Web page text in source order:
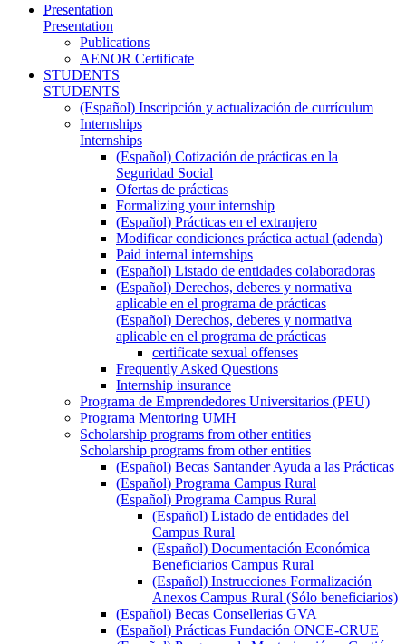
Presentation
Presentation
Publications
AENOR Certificate
STUDENTS
STUDENTS
(Español) Inscripción y actualización de currículum
Internships
Internships
(Español) Cotización de prácticas en la
Seguridad Social
Ofertas de prácticas
Formalizing your internship
(Español) Prácticas en el extranjero
Modificar condiciones práctica actual (adenda)
Paid internal internships
(Español) Listado de entidades colaboradoras
(Español) Derechos, deberes y normativa
aplicable en el programa de prácticas
(Español) Derechos, deberes y normativa
aplicable en el programa de prácticas
certificate sexual offenses
Frequently Asked Questions
Internship insurance
Programa de Emprendedores Universitarios (PEU)
Programa Mentoring UMH
Scholarship programs from other entities
Scholarship programs from other entities
(Español) Becas Santander Ayuda a las Prácticas
(Español) Programa Campus Rural
(Español) Programa Campus Rural
(Español) Listado de entidades del
Campus Rural
(Español) Documentación Económica
Beneficiarios Campus Rural
(Español) Instrucciones Formalización
Anexos Campus Rural (Sólo beneficiarios)
(Español) Becas Consellerias GVA
(Español) Prácticas Fundación ONCE-CRUE